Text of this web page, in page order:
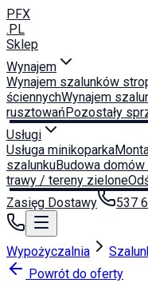
PFX
.PL
Sklep
Wynajem
Wynajem szalunków
ściennychWynajem
rusztowańPozostały
Usługi
Usługa minikoparka
szalunkuBudowa
trawy / tereny zielone
Zasięg Dostawy
537
Wypożyczalnia
Powrót do oferty